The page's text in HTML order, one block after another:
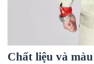
Chất liệu và